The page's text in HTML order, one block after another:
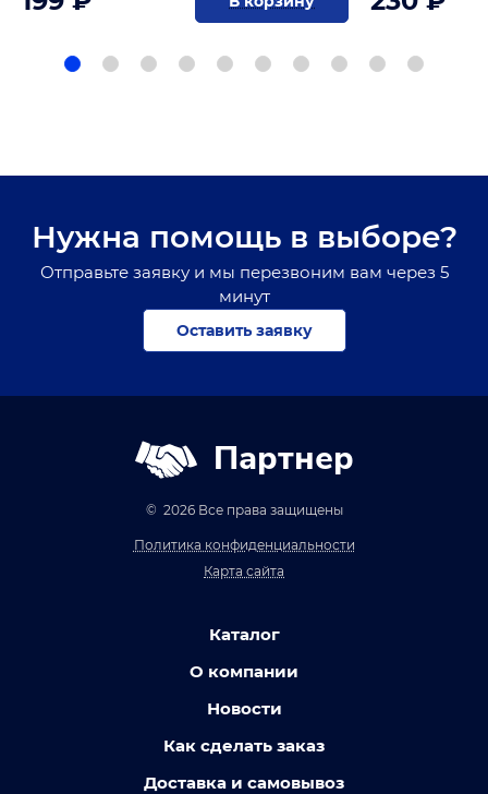
Нужна помощь в выборе?
Отправьте заявку и мы перезвоним вам через 5
минут
Оставить заявку
Партнер
© 2026 Все права защищены
Политика конфиденциальности
Карта сайта
Каталог
О компании
Новости
Как сделать заказ
Доставка и самовывоз